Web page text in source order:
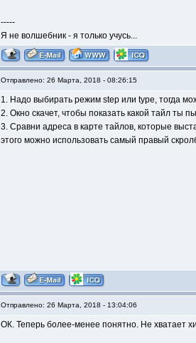
-----
Я не волшебник - я только учусь...
Отправлено: 26 Марта, 2018 - 08:26:15
1. Надо выбирать режим step или type, тогда
2. Окно скачет, чтобы показать какой тайл ты
3. Сравни адреса в карте тайлов, которые
этого можно использовать самый правый
Отправлено: 26 Марта, 2018 - 13:04:06
ОК. Теперь более-менее понятно. Не хватает